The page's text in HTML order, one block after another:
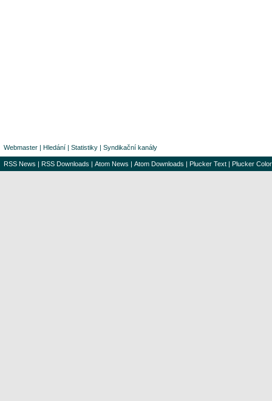
Webmaster | Hledání | Statistiky | Syndikační kanály
RSS News | RSS Downloads | Atom News | Atom Downloads | Plucker Text | Plucker Color